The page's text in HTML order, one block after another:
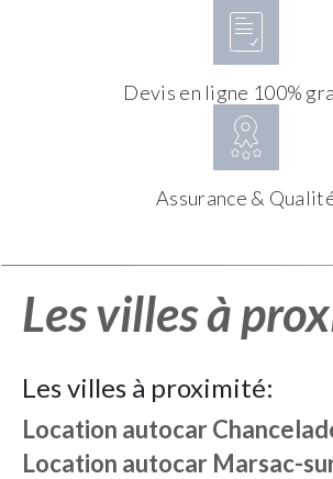
Devis en ligne 100%
Assurance &
Les villes à
Les villes à proximité:
Location autocar
Location autocar Marsac-